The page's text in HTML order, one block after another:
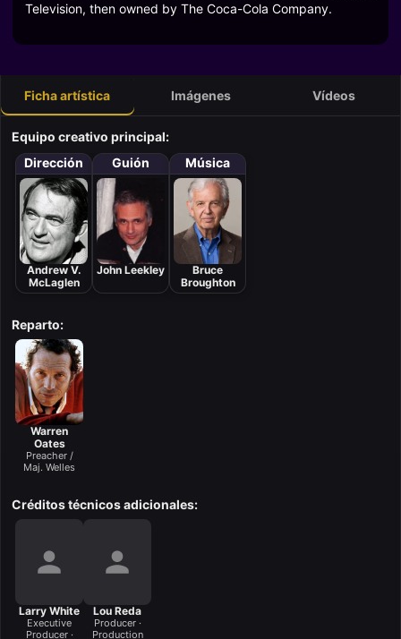
Television, then owned by The Coca-Cola Company.
Ficha artística Imágenes Vídeos
Equipo creativo principal:
Dirección
Andrew V.
McLaglen
Guión
John Leekley
Música
Bruce
Broughton
Reparto:
Warren
Oates
Preacher /
Maj. Welles
Créditos técnicos adicionales:
Larry White
Executive
Producer ·
Lou Reda
Producer ·
Production